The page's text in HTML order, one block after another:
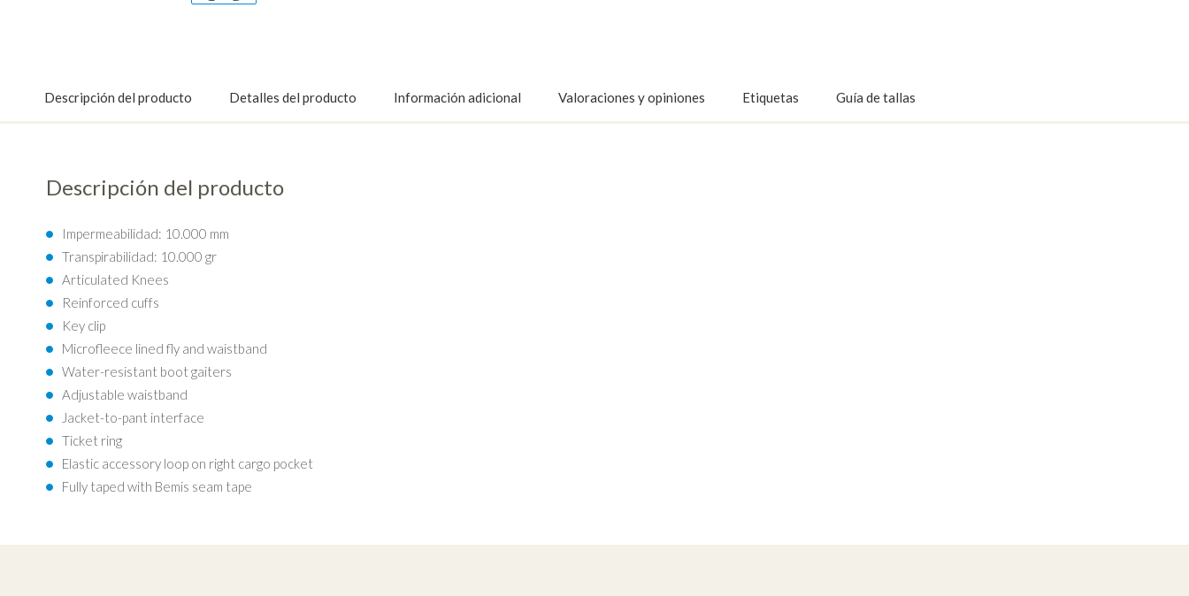
Descripción del producto Detalles del producto Información adicional Valoraciones y opiniones Etiquetas Guía de tallas
Descripción del producto
Impermeabilidad: 10.000 mm
Transpirabilidad: 10.000 gr
Articulated Knees
Reinforced cuffs
Key clip
Microfleece lined fly and waistband
Water-resistant boot gaiters
Adjustable waistband
Jacket-to-pant interface
Ticket ring
Elastic accessory loop on right cargo pocket
Fully taped with Bemis seam tape